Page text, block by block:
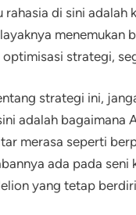
di sini
menemukan
strategi,
strategi ini,
adalah bagaimana
merasa seperti
ada pada
yang tetap